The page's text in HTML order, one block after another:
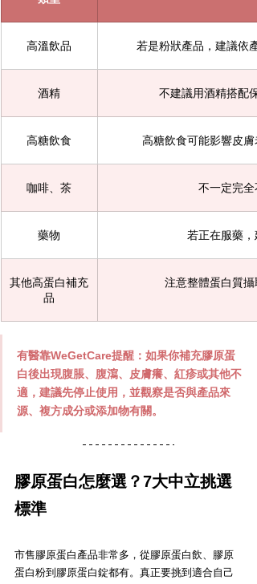
高溫飲品 若是粉狀產品，建議依
酒精 不建議用酒精搭配
高糖飲食 高糖飲食可能影響皮
咖啡、茶 不一定完
藥物 若正在服藥
其他高蛋白補充
品
注意整體蛋白質
有醫靠WeGetCare提醒：如果你補充膠原蛋
白後出現腹脹、腹瀉、皮膚癢、紅疹或其他不
適，建議先停止使用，並觀察是否與產品來
源、複方成分或添加物有關。
膠原蛋白怎麼選？7大中立挑選
標準
市售膠原蛋白產品非常多，從膠原蛋白飲、膠原
蛋白粉到膠原蛋白錠都有。真正要挑到適合自己